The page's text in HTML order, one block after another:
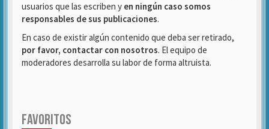
usuarios que las escriben y en ningún caso somos
responsables de sus publicaciones.
En caso de existir algún contenido que deba ser retirado,
por favor, contactar con nosotros. El equipo de
moderadores desarrolla su labor de forma altruista.
FAVORITOS